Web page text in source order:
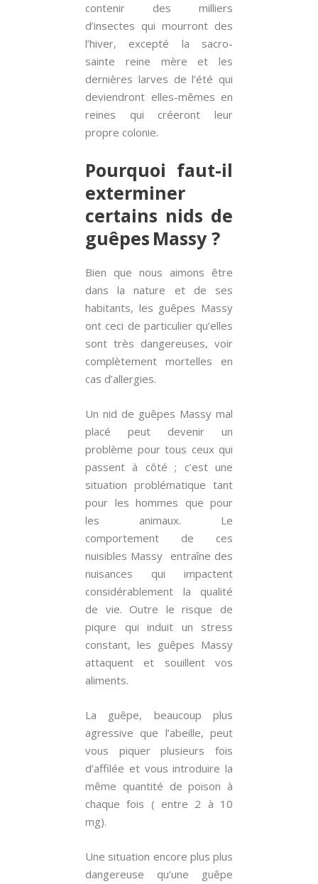
contenir des milliers
d’insectes qui mourront des
l’hiver, excepté la sacro-
sainte reine mère et les
dernières larves de l’été qui
deviendront elles-mêmes en
reines qui créeront leur
propre colonie.
Pourquoi faut-il
exterminer
certains nids de
guêpes Massy ?
Bien que nous aimons être
dans la nature et de ses
habitants, les guêpes Massy
ont ceci de particulier qu’elles
sont très dangereuses, voir
complètement mortelles en
cas d’allergies.
Un nid de guêpes Massy mal
placé peut devenir un
problème pour tous ceux qui
passent à côté ; c’est une
situation problématique tant
pour les hommes que pour
les animaux. Le
comportement de ces
nuisibles Massy entraîne des
nuisances qui impactent
considérablement la qualité
de vie. Outre le risque de
piqure qui induit un stress
constant, les guêpes Massy
attaquent et souillent vos
aliments.
La guêpe, beaucoup plus
agressive que l’abeille, peut
vous piquer plusieurs fois
d’affilée et vous introduire la
même quantité de poison à
chaque fois ( entre 2 à 10
mg).
Une situation encore plus plus
dangereuse qu’une guêpe